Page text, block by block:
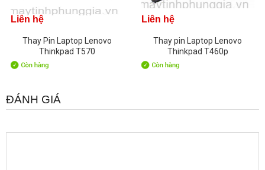
Liên hệ
Thay Pin Laptop Lenovo
Thinkpad T570
Liên hệ
Thay pin Laptop Lenovo
Thinkpad T460p
ĐÁNH GIÁ